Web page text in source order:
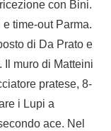
con Bini.
time-out Parma.
di Da Prato e
muro di Matteini
pratese, 8-
i Lupi a
ace. Nel